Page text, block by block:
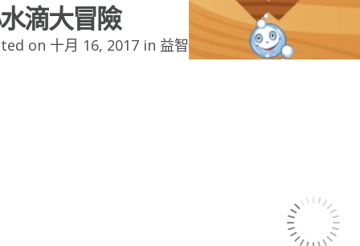
滴大冒險
on 十月 16, 2017 in 益智